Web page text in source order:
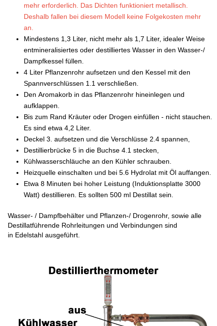
mehr erforderlich. Das Dichten funktioniert metallisch.
Deshalb fallen bei diesem Modell keine Folgekosten mehr
an.
Mindestens 1,3 Liter, nicht mehr als 1,7 Liter, idealer Weise
entmineralisiertes oder destilliertes Wasser in den Wasser-/
Dampfkessel füllen.
4 Liter Pflanzenrohr aufsetzen und den Kessel mit den
Spannverschlüssen 1.1 verschließen.
Den Aromakorb in das Pflanzenrohr hineinlegen und
aufklappen.
Bis zum Rand Kräuter oder Drogen einfüllen - nicht stauchen.
Es sind etwa 4,2 Liter.
Deckel 3. aufsetzen und die Verschlüsse 2.4 spannen,
Destillierbrücke 5 in die Buchse 4.1 stecken,
Kühlwasserschläuche an den Kühler schrauben.
Heizquelle einschalten und bei 5.6 Hydrolat mit Öl auffangen.
Etwa 8 Minuten bei hoher Leistung (Induktionsplatte 3000
Watt) destillieren. Es sollten 500 ml Destillat sein.
Wasser- / Dampfbehälter und Pflanzen-/ Drogenrohr, sowie alle
Destillatführende Rohrleitungen und Verbindungen sind
in Edelstahl ausgeführt.